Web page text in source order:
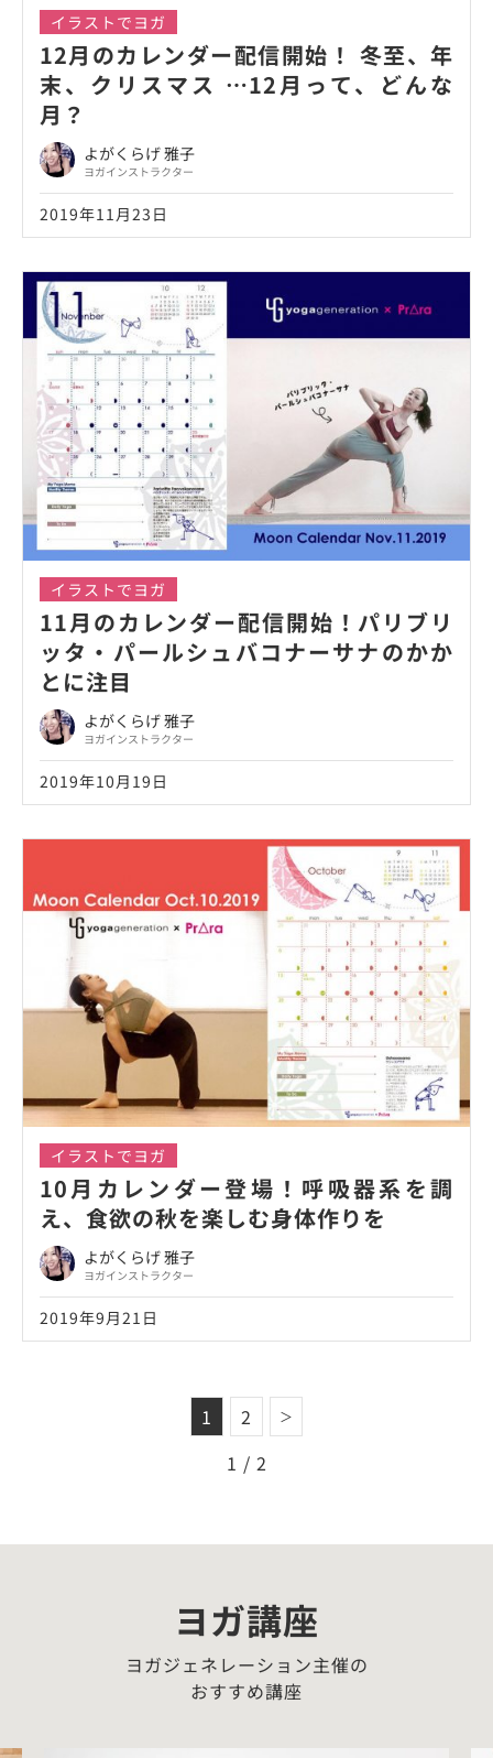
イラストでヨガ
12月のカレンダー配信開始！ 冬至、年
末、クリスマス …12月って、どんな
月？
よがくらげ 雅子
ヨガインストラクター
2019年11月23日
イラストでヨガ
11月のカレンダー配信開始！パリブリ
ッタ・パールシュバコナーサナのかか
とに注目
よがくらげ 雅子
ヨガインストラクター
2019年10月19日
イラストでヨガ
10月カレンダー登場！呼吸器系を調
え、食欲の秋を楽しむ身体作りを
よがくらげ 雅子
ヨガインストラクター
2019年9月21日
1 / 2
1 2 ＞
ヨガ講座
ヨガジェネレーション主催の
おすすめ講座